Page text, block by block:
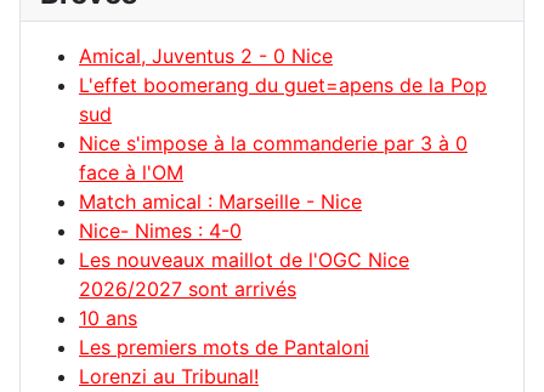
Amical, Juventus 2 - 0 Nice
L'effet boomerang du guet=apens de la Pop
sud
Nice s'impose à la commanderie par 3 à 0
face à l'OM
Match amical : Marseille - Nice
Nice- Nimes : 4-0
Les nouveaux maillot de l'OGC Nice
2026/2027 sont arrivés
10 ans
Les premiers mots de Pantaloni
Lorenzi au Tribunal!